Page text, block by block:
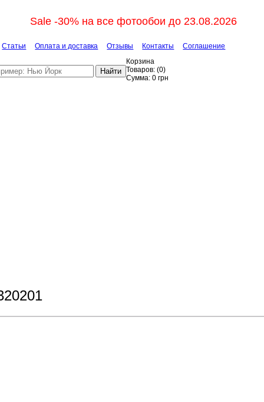
Sale -30% на все фотообои до 23.08.2026
Статьи Оплата и доставка Отзывы Контакты Соглашение
Найти
Корзина
Товаров: (0)
Сумма: 0 грн